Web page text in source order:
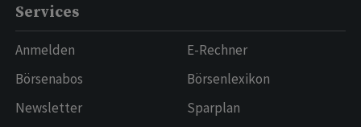
Services
Anmelden
Börsenabos
Newsletter
E-Rechner
Börsenlexikon
Sparplan